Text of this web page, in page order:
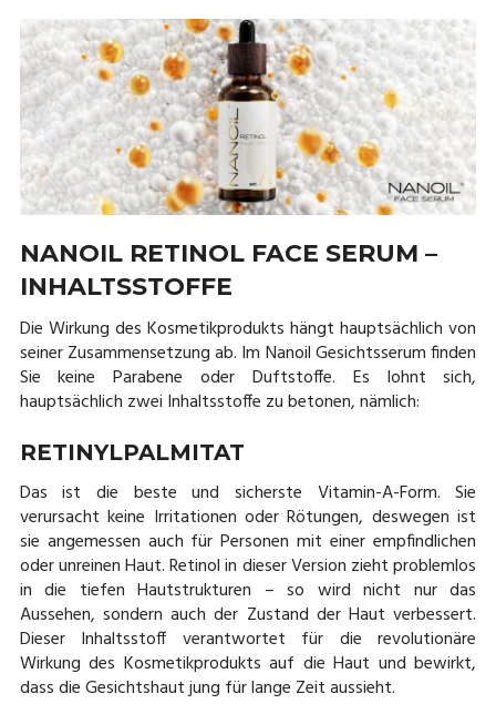
NANOIL RETINOL FACE SERUM –
INHALTSSTOFFE
Die Wirkung des Kosmetikprodukts hängt hauptsächlich von
seiner Zusammensetzung ab. Im Nanoil Gesichtsserum finden
Sie keine Parabene oder Duftstoffe. Es lohnt sich,
hauptsächlich zwei Inhaltsstoffe zu betonen, nämlich:
RETINYLPALMITAT
Das ist die beste und sicherste Vitamin-A-Form. Sie
verursacht keine Irritationen oder Rötungen, deswegen ist
sie angemessen auch für Personen mit einer empfindlichen
oder unreinen Haut. Retinol in dieser Version zieht problemlos
in die tiefen Hautstrukturen – so wird nicht nur das
Aussehen, sondern auch der Zustand der Haut verbessert.
Dieser Inhaltsstoff verantwortet für die revolutionäre
Wirkung des Kosmetikprodukts auf die Haut und bewirkt,
dass die Gesichtshaut jung für lange Zeit aussieht.